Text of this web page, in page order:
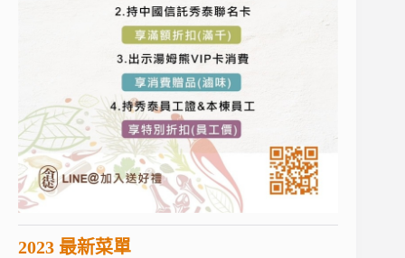
2023 最新菜單